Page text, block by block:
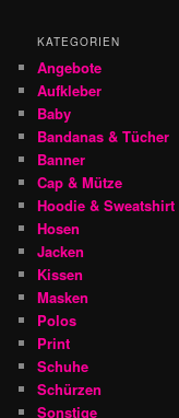
KATEGORIEN
Angebote
Aufkleber
Baby
Bandanas & Tücher
Banner
Cap & Mütze
Hoodie & Sweatshirt
Hosen
Jacken
Kissen
Masken
Polos
Print
Schuhe
Schürzen
Sonstige